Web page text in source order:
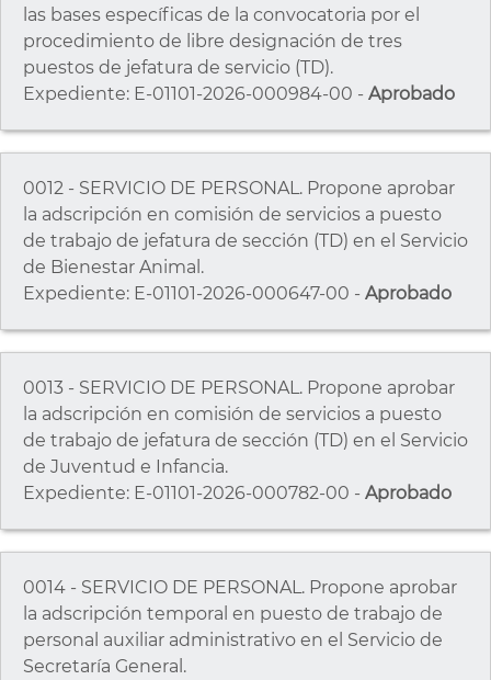
las bases específicas de la convocatoria por el
procedimiento de libre designación de tres
puestos de jefatura de servicio (TD).
Expediente: E-01101-2026-000984-00 - Aprobado
0012 - SERVICIO DE PERSONAL. Propone aprobar
la adscripción en comisión de servicios a puesto
de trabajo de jefatura de sección (TD) en el Servicio
de Bienestar Animal.
Expediente: E-01101-2026-000647-00 - Aprobado
0013 - SERVICIO DE PERSONAL. Propone aprobar
la adscripción en comisión de servicios a puesto
de trabajo de jefatura de sección (TD) en el Servicio
de Juventud e Infancia.
Expediente: E-01101-2026-000782-00 - Aprobado
0014 - SERVICIO DE PERSONAL. Propone aprobar
la adscripción temporal en puesto de trabajo de
personal auxiliar administrativo en el Servicio de
Secretaría General.